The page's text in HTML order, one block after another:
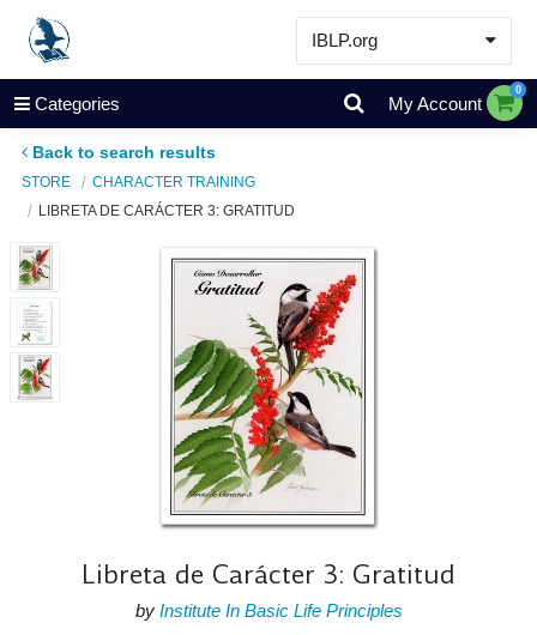
IBLP.org
Learn
Events & Resources
Categories My Account
0
Back to search results
STORE
CHARACTER TRAINING
LIBRETA DE CARÁCTER 3: GRATITUD
Libreta de Carácter 3: Gratitud
by Institute In Basic Life Principles